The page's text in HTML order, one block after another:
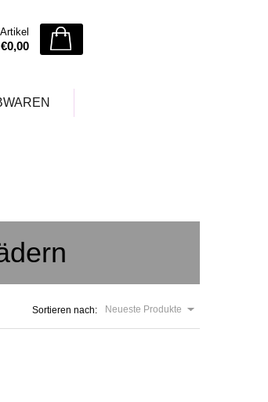
€0,00
Sortieren nach: Neueste Produkte